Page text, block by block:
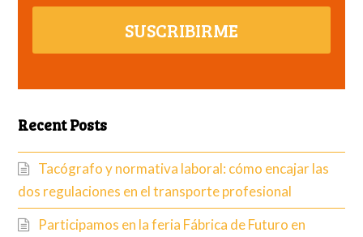
SUSCRIBIRME
Recent Posts
Tacógrafo y normativa laboral: cómo encajar las
dos regulaciones en el transporte profesional
Participamos en la feria Fábrica de Futuro en